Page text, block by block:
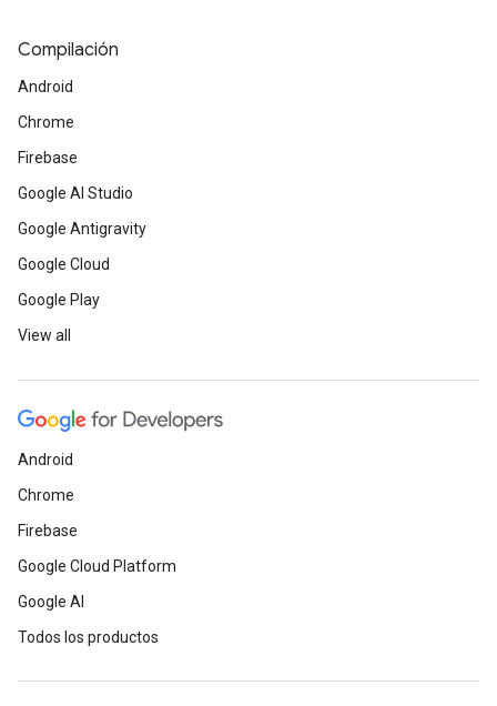
Compilación
Android
Chrome
Firebase
Google AI Studio
Google Antigravity
Google Cloud
Google Play
View all
Android
Chrome
Firebase
Google Cloud Platform
Google AI
Todos los productos